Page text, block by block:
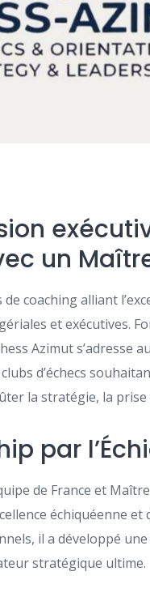
un Maître
coaching alliant
et exécutives.
Azimut s’adresse
d’échecs
la stratégie, la prise
par
de France et
échiquéenne
il a développé
stratégique ultime.